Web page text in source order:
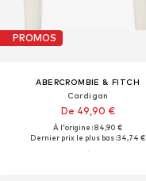
PROMOS
ABERCROMBIE & FITCH
Cardigan
De 49,90 €
À l'origine : 84,90 €
Dernier prix le plus bas :34,74 €